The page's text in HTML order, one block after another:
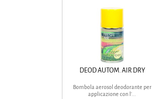
DEOD AUTOM. AIR DRY
Bombola aerosol deodorante per
applicazione con l’...